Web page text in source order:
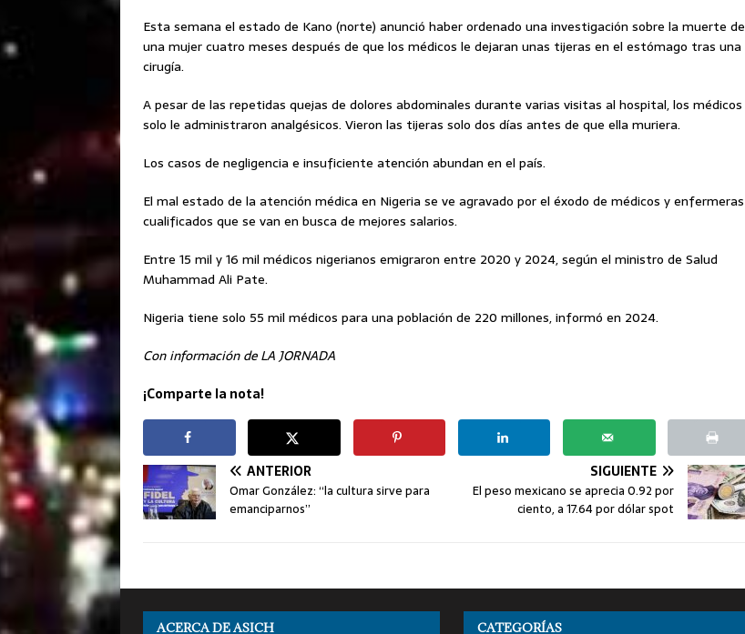
Esta semana el estado de Kano (norte) anunció haber ordenado una investigación sobre la muerte de
una mujer cuatro meses después de que los médicos le dejaran unas tijeras en el estómago tras una
cirugía.
A pesar de las repetidas quejas de dolores abdominales durante varias visitas al hospital, los médicos
solo le administraron analgésicos. Vieron las tijeras solo dos días antes de que ella muriera.
Los casos de negligencia e insuficiente atención abundan en el país.
El mal estado de la atención médica en Nigeria se ve agravado por el éxodo de médicos y enfermeras
cualificados que se van en busca de mejores salarios.
Entre 15 mil y 16 mil médicos nigerianos emigraron entre 2020 y 2024, según el ministro de Salud
Muhammad Ali Pate.
Nigeria tiene solo 55 mil médicos para una población de 220 millones, informó en 2024.
Con información de LA JORNADA
¡Comparte la nota!
ANTERIOR
Omar González: “la cultura sirve para
emanciparnos”
SIGUIENTE
El peso mexicano se aprecia 0.92 por
ciento, a 17.64 por dólar spot
ACERCA DE ASICH CATEGORÍAS